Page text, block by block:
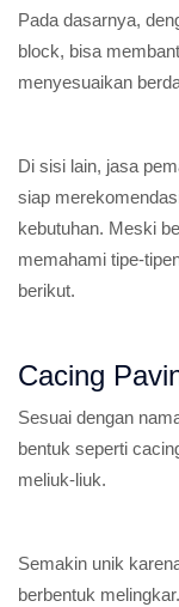
Pada dasarnya,
block, bisa
menyesuaikan
Di sisi lain, jasa
siap
kebutuhan. Meski
memahami tipe-
berikut.
Cacing
Sesuai dengan
bentuk seperti
meliuk-liuk.
Semakin unik
berbentuk